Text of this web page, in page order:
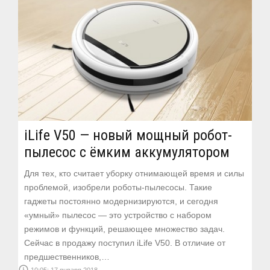
iLife V50 — новый мощный робот-
пылесос с ёмким аккумулятором
Для тех, кто считает уборку отнимающей время и силы
проблемой, изобрели роботы-пылесосы. Такие
гаджеты постоянно модернизируются, и сегодня
«умный» пылесос — это устройство с набором
режимов и функций, решающее множество задач.
Сейчас в продажу поступил iLife V50. В отличие от
предшественников,…